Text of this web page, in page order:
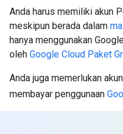
Anda harus memiliki akun
meskipun berada dalam
hanya menggunakan
oleh Google Cloud Paket
Anda juga memerlukan
membayar penggunaan